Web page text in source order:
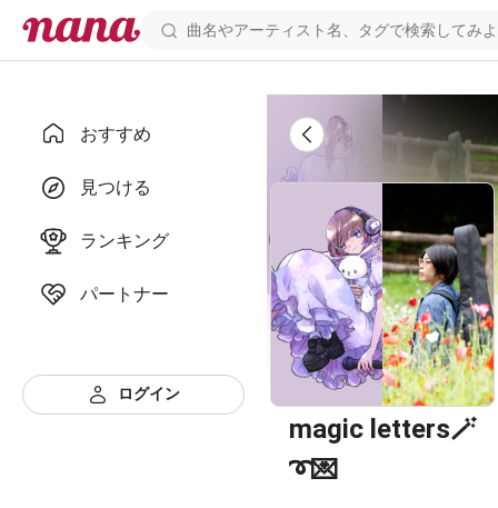
おすすめ
見つける
ランキング
パートナー
ログイン
magic letters🪄︎︎
➰‪‪💌